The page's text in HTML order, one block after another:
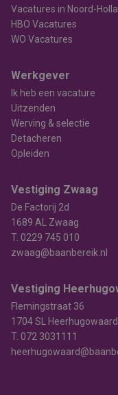
Vacatures in Noord-
HBO Vacatures
WO Vacatures
Werkgever
Ik heb een vacature
Uitzenden
Werving & selectie
Detacheren
Opleiden
Vestiging Zwaag
De Factorij 2d
1689 AL Zwaag
T. 0229 745 010
zwaag@baanbereik.nl
Vestiging
Flemingstraat 36
1704 SL Heerhugowaard
T. 072 3031111